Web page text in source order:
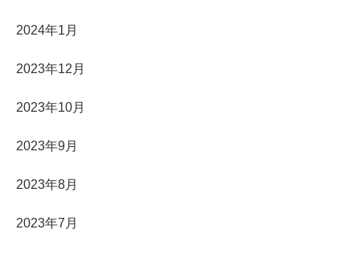
2024年1月
2023年12月
2023年10月
2023年9月
2023年8月
2023年7月